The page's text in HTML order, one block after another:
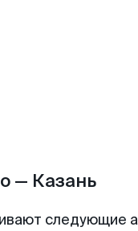
— Казань
следующие